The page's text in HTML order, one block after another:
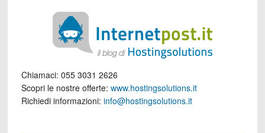
Chiamaci: 055 3031 2626
Scopri le nostre offerte: www.hostingsolutions.it
Richiedi informazioni: info@hostingsolutions.it